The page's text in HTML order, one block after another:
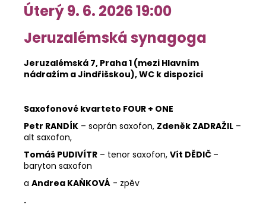
Úterý 9. 6. 2026 19:00
Jeruzalémská synagoga
Jeruzalémská 7, Praha 1 (mezi Hlavním
nádražím a Jindřišskou), WC k dispozici
Saxofonové kvarteto FOUR + ONE
Petr RANDÍK – soprán saxofon, Zdeněk ZADRAŽIL –
alt saxofon,
Tomáš PUDIVÍTR – tenor saxofon, Vít DĚDIČ –
baryton saxofon
a Andrea KAŇKOVÁ - zpěv
.